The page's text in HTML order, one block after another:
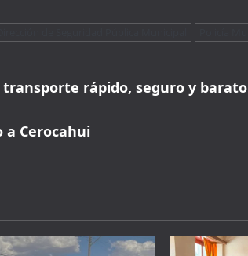
rápido, seguro y barato
a Cerocahui